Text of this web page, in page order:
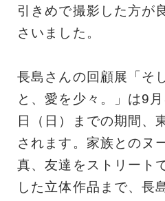
引きめで撮影した方が
さいました。
長島さんの回顧展「そ
と、愛を少々。」は9
日（日）までの期間、
されます。家族とのヌ
真、友達をストリート
した立体作品まで、長